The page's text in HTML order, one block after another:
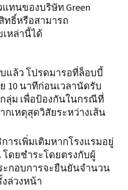
ทนของบริษัท Green
สิทธิ์หรือสามารถ
เหล่านี้ได้
แล้ว โปรดมารอที่ล็อบบี้
10 นาทีก่อนเวลานัดรับ
ลุ่ม เพื่อป้องกันในกรณีที่
กเหตุสุดวิสัยระหว่างเส้น
ารเพิ่มเติมหากโรงแรมอยู่
ดยชำระโดยตรงกับผู้
ะกอบการจะยืนยันจำนวน
งล่วงหน้า